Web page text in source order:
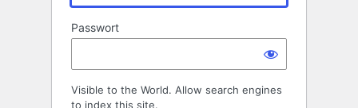
Passwort
Visible to the World. Allow search engines
to index this site.